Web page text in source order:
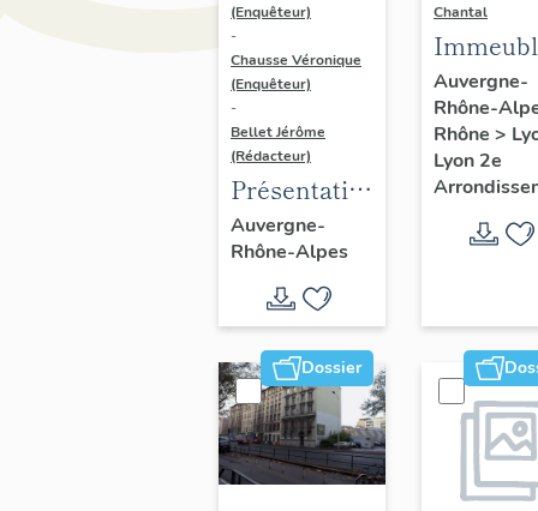
(Enquêteur)
-
Chausse Véronique
(Enquêteur)
-
Bellet Jérôme
(Rédacteur)
Présentation
de
l'opération
d'inventaire
du vitrail
ancien de
Rhône-
Alpes
(corpus
vitrearum)
Auvergne-
Rhône-Alpes
Chantal
Auvergne-
Rhône-
Rhône >
Lyon 2e
Dossier